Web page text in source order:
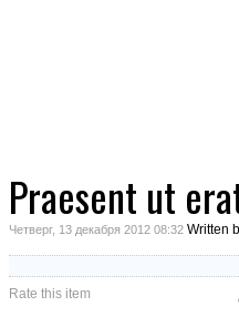
Praesent ut
Четверг, 13 декабря 2012 08:32 Written
Rate this item